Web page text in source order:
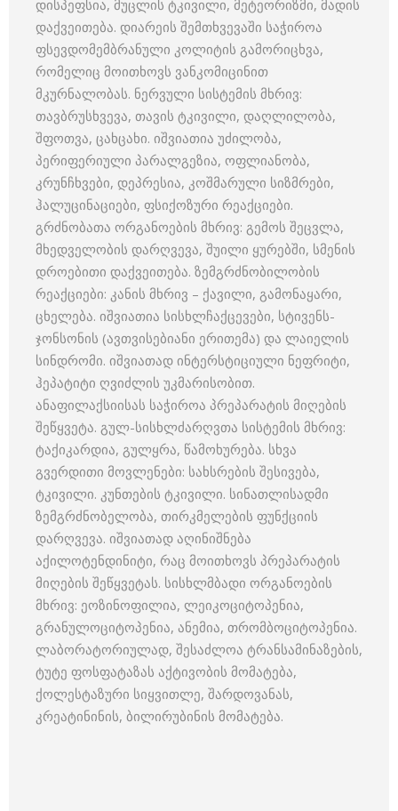
დისპეფსია, მუცლის ტკივილი, მეტეორიზმი, მადის
დაქვეითება. დიარეის შემთხვევაში საჭიროა
ფსევდომემბრანული კოლიტის გამორიცხვა,
რომელიც მოითხოვს ვანკომიცინით
მკურნალობას. ნერვული სისტემის მხრივ:
თავბრუსხვევა, თავის ტკივილი, დაღლილობა,
შფოთვა, ცახცახი. იშვიათია უძილობა,
პერიფერიული პარალგეზია, ოფლიანობა,
კრუნჩხვები, დეპრესია, კოშმარული სიზმრები,
ჰალუცინაციები, ფსიქოზური რეაქციები.
გრძნობათა ორგანოების მხრივ: გემოს შეცვლა,
მხედველობის დარღვევა, შუილი ყურებში, სმენის
დროებითი დაქვეითება. ზემგრძნობილობის
რეაქციები: კანის მხრივ – ქავილი, გამონაყარი,
ცხელება. იშვიათია სისხლჩაქცევები, სტივენს-
ჯონსონის (ავთვისებიანი ერითემა) და ლაიელის
სინდრომი. იშვიათად ინტერსტიციული ნეფრიტი,
ჰეპატიტი ღვიძლის უკმარისობით.
ანაფილაქსიისას საჭიროა პრეპარატის მიღების
შეწყვეტა. გულ-სისხლძარღვთა სისტემის მხრივ:
ტაქიკარდია, გულყრა, წამოხურება. სხვა
გვერდითი მოვლენები: სახსრების შესივება,
ტკივილი. კუნთების ტკივილი. სინათლისადმი
ზემგრძნობელობა, თირკმელების ფუნქციის
დარღვევა. იშვიათად აღინიშნება
აქილოტენდინიტი, რაც მოითხოვს პრეპარატის
მიღების შეწყვეტას. სისხლმბადი ორგანოების
მხრივ: ეოზინოფილია, ლეიკოციტოპენია,
გრანულოციტოპენია, ანემია, თრომბოციტოპენია.
ლაბორატორიულად, შესაძლოა ტრანსამინაზების,
ტუტე ფოსფატაზას აქტივობის მომატება,
ქოლესტაზური სიყვითლე, შარდოვანას,
კრეატინინის, ბილირუბინის მომატება.